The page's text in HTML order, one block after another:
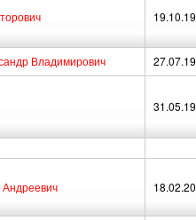
Владимирович